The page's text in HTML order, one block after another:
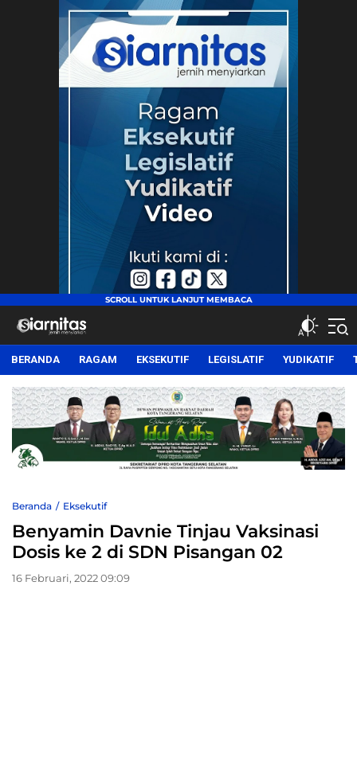
siarnitas
Jernih Menyiarkan
BERANDA RAGAM EKSEKUTIF LEGISLATIF YUDIKATIF
Beranda Eksekutif
Benyamin Davnie Tinjau Vaksinasi
Dosis ke 2 di SDN Pisangan 02
16 Februari, 2022 09:09